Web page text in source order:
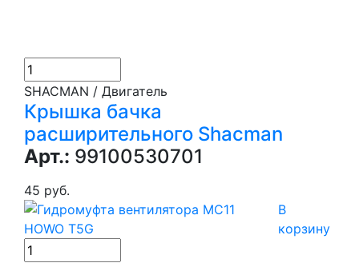
SHACMAN / Двигатель
Крышка бачка
расширительного Shacman
Арт.: 99100530701
45 руб.
В
корзину